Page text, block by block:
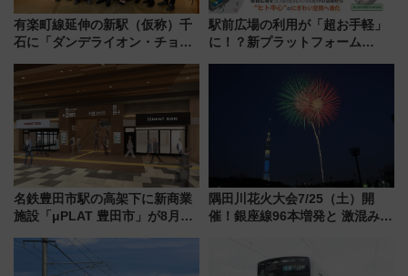
有楽町線延伸の新駅（仮称）千
石に「ダンデライオン・チョコ
1億円出資で挑む新時代のまちづ
くりとは？
駅前広場の利用が「超お手軽」
に！？新プラットフォーム
マホで簡単申請 物販や演奏会な
どに【JR東日本】
名鉄豊田市駅の高架下に新商業
施設「μPLAT 豊田市」が8月26
たな玄関口へ
隅田川花火大会7/25（土）開
催！銀座線96本増発と 激混みの
都心の夜に！